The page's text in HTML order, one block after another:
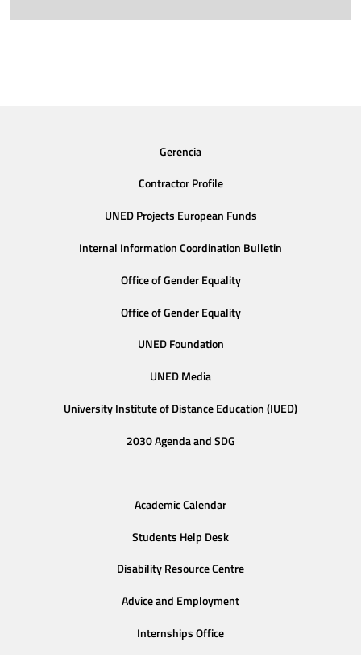
Gerencia
Contractor Profile
UNED Projects European Funds
Internal Information Coordination Bulletin
Office of Gender Equality
Office of Gender Equality
UNED Foundation
UNED Media
University Institute of Distance Education (IUED)
2030 Agenda and SDG
Academic Calendar
Students Help Desk
Disability Resource Centre
Advice and Employment
Internships Office